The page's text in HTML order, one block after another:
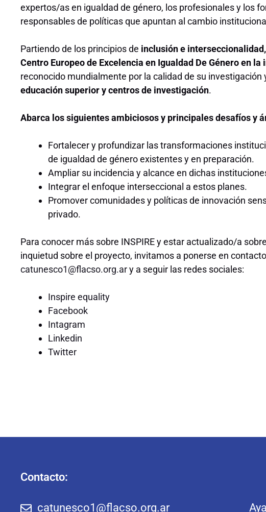
expertos/as en igualdad de género, los profesionales y los
responsables de políticas que apuntan al cambio
Partiendo de los principios de inclusión e interseccionalidad,
Centro Europeo de Excelencia en Igualdad De Género en
reconocido mundialmente por la calidad de su investigación
educación superior y centros de investigación.
Abarca los siguientes ambiciosos y principales desafíos y
Fortalecer y profundizar las transformaciones
de igualdad de género existentes y en preparación.
Ampliar su incidencia y alcance en dichas
Integrar el enfoque interseccional a estos planes.
Promover comunidades y políticas de innovación
privado.
Para conocer más sobre INSPIRE y estar actualizado/a
inquietud sobre el proyecto, invitamos a ponerse en
catunesco1@flacso.org.ary a seguir las redes sociales:
Inspire equality
Facebook
Intagram
Linkedin
Twitter
Contacto:
catunesco1@flacso.org.ar